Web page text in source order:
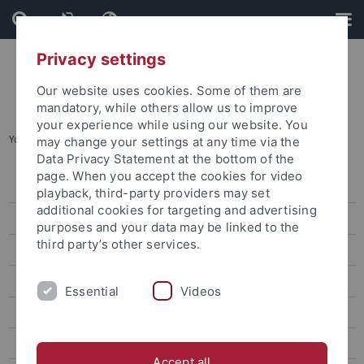
Skip
to
content
Skip
to
footer
You are here: Startseite ... Archiv
Pressemitteilungen
Archiv
attempto online
Newsletter Uni Tübingen aktuell
Publikationen
Privacy settings
Our website uses cookies. Some of them are
mandatory, while others allow us to improve
your experience while using our website. You
may change your settings at any time via the
Data Privacy Statement at the bottom of the
page. When you accept the cookies for video
playback, third-party providers may set
additional cookies for targeting and advertising
purposes and your data may be linked to the
third party’s other services.
Essential Videos